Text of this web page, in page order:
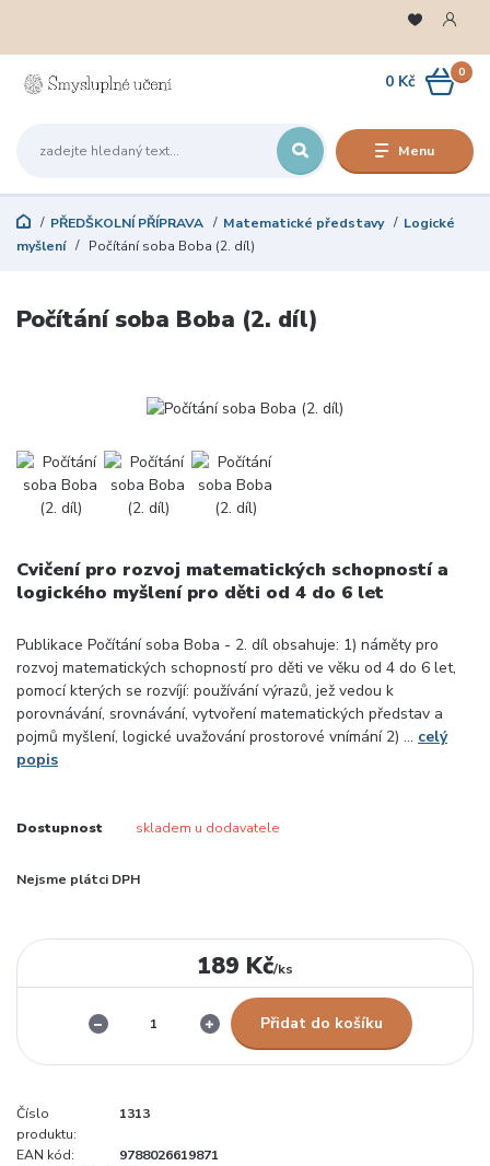
Menu
0
0 Kč
PŘEDŠKOLNÍ PŘÍPRAVA Matematické představy
Logické
myšlení
Počítání soba Boba (2. díl)
Počítání soba Boba (2. díl)
Cvičení pro rozvoj matematických schopností a
logického myšlení pro děti od 4 do 6 let
Publikace Počítání soba Boba - 2. díl obsahuje: 1) náměty pro
rozvoj matematických schopností pro děti ve věku od 4 do 6 let,
pomocí kterých se rozvíjí: používání výrazů, jež vedou k
porovnávání, srovnávání, vytvoření matematických představ a
pojmů myšlení, logické uvažování prostorové vnímání 2) ... celý
popis
Dostupnost skladem u dodavatele
Nejsme plátci DPH
189 Kč/ks
Přidat do košíku
Číslo
produktu:
1313
EAN kód:
9788026619871